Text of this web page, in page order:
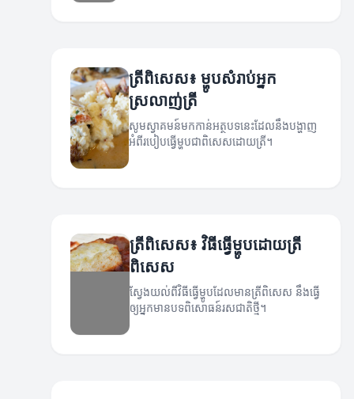
ត្រីពិសេស៖ ម្ហូបសំរាប់អ្នក
ស្រលាញ់ត្រី
សូមស្វាគមន៍មកកាន់អត្ថបទនេះដែលនឹងបង្ហាញ
អំពីរបៀបធ្វើម្ហូបជាពិសេសដោយត្រី។
ត្រីពិសេស៖ វិធីធ្វើម្ហូបដោយត្រី
ពិសេស
ស្វែងយល់ពីវិធីធ្វើម្ហូបដែលមានត្រីពិសេស នឹងធ្វើ
ឲ្យអ្នកមានបទពិសោធន៍រសជាតិថ្មី។